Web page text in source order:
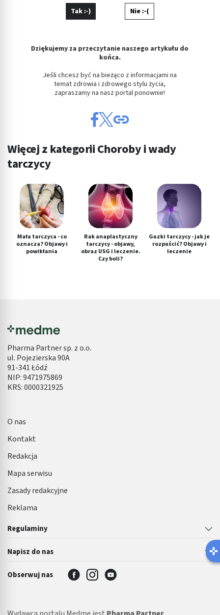
Tak :-) Nie :-(
Dziękujemy za przeczytanie naszego artykułu do
końca.
Jeśli chcesz być na bieżąco z informacjami na
temat zdrowia i zdrowego stylu życia,
zapraszamy na nasz portal ponownie!
Więcej z kategorii Choroby i wady
tarczycy
Mała tarczyca - co
oznacza? Objawy i
powikłania
Rak anaplastyczny
tarczycy - objawy,
obraz USG i leczenie.
Czy boli?
Guzki tarczycy - jak je
rozpuścić? Objawy i
leczenie
Pharma Partner sp. z o.o.
ul. Pojezierska 90A
91-341 Łódź
NIP: 9471975869
KRS: 0000321925
Regulaminy
Napisz do nas
O nas
Kontakt
Redakcja
Mapa serwisu
Zasady redakcyjne
Reklama
Obserwuj nas